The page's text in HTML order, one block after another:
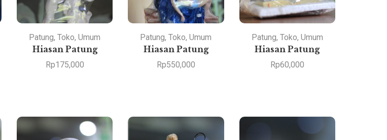
Patung,Toko,Umum
Hiasan Patung
Rp175,000
Patung,Toko,Umum
Hiasan Patung
Rp550,000
Patung, Toko, Umum
Hiasan Patung
Rp60,000